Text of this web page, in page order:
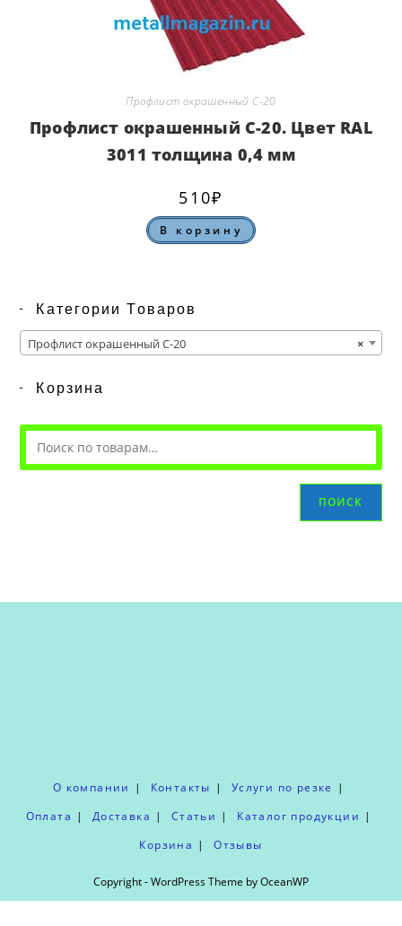
Профлист окрашенный С-20
Профлист окрашенный С-20. Цвет RAL
3011 толщина 0,4 мм
510₽
В корзину
Категории Товаров
×
Профлист окрашенный С-20
Корзина
ПОИСК
О компании Контакты
Услуги по резке
Оплата
Доставка Статьи
Каталог продукции
Корзина
Отзывы
Copyright - WordPress Theme by OceanWP